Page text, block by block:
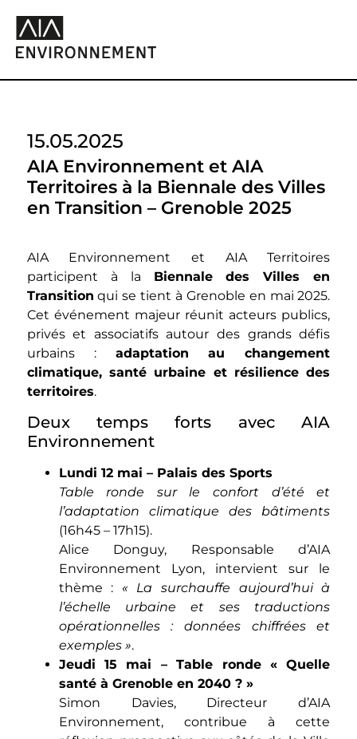
15.05.2025
AIA Environnement et AIA
Territoires à la Biennale des Villes
en Transition – Grenoble 2025
AIA Environnement et AIA Territoires
participent à la Biennale des Villes en
Transition qui se tient à Grenoble en mai 2025.
Cet événement majeur réunit acteurs publics,
privés et associatifs autour des grands défis
urbains : adaptation au changement
climatique, santé urbaine et résilience des
territoires.
Deux temps forts avec AIA
Environnement
Lundi 12 mai – Palais des Sports
Table ronde sur le confort d’été et
l’adaptation climatique des bâtiments
(16h45 – 17h15).
Alice Donguy, Responsable d’AIA
Environnement Lyon, intervient sur le
thème : « La surchauffe aujourd’hui à
l’échelle urbaine et ses traductions
opérationnelles : données chiffrées et
exemples ».
Jeudi 15 mai – Table ronde « Quelle
santé à Grenoble en 2040 ? »
Simon Davies, Directeur d’AIA
Environnement, contribue à cette